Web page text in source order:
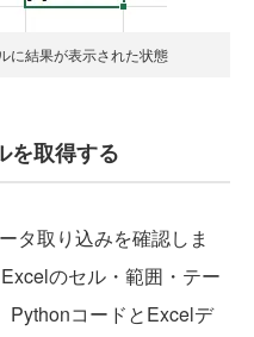
に結果が表示された状態
を取得する
タ取り込みを確認しま
のセル・範囲・テー
PythonコードとExcelデ